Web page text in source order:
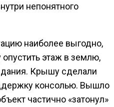
непонятного
наиболее выгодно,
этаж в землю,
Крышу сделали
консолью. Вышло
частично «затонул»